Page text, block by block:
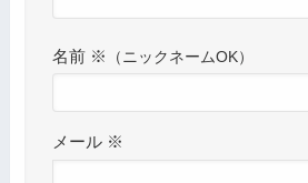
名前 ※
メール ※